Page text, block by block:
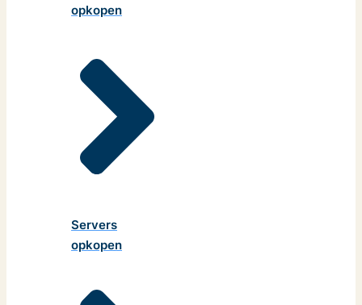
opkopen
Servers
opkopen